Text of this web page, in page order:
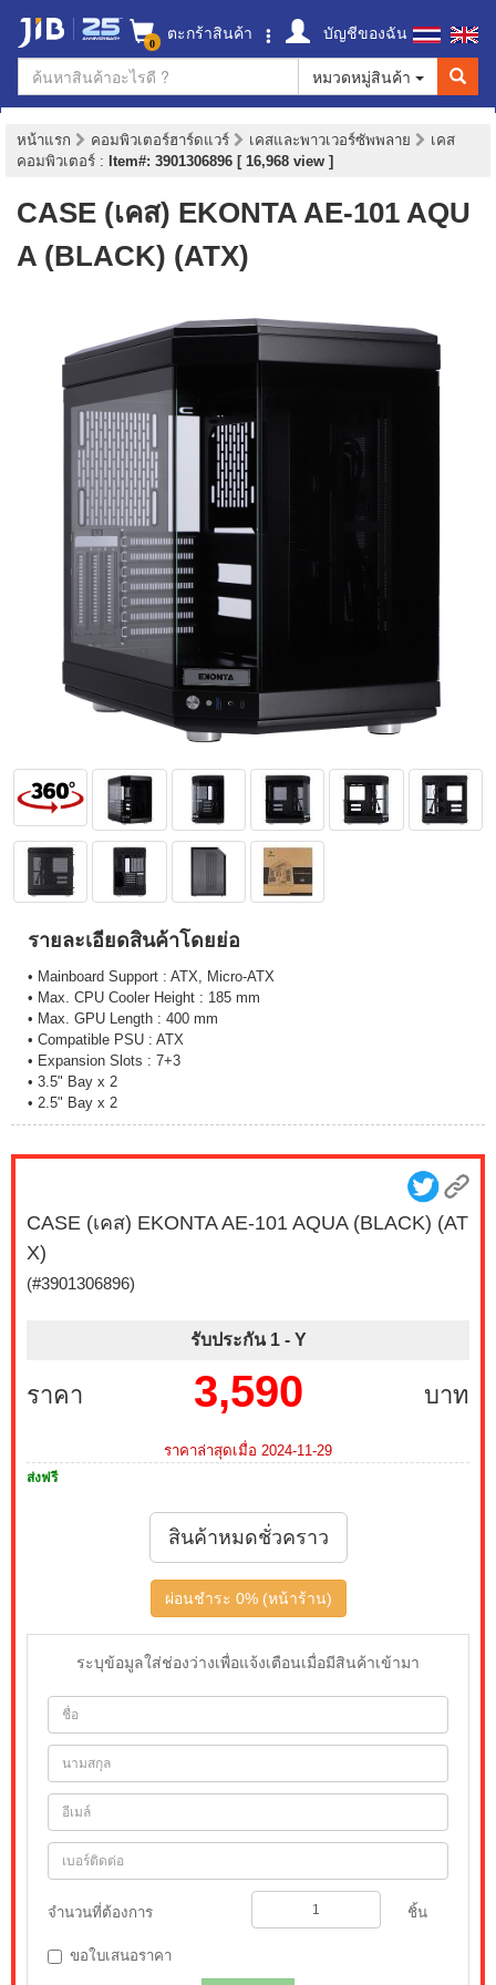
0 ตะกร้าสินค้า
บัญชีของฉัน
หมวดหมู่สินค้า
หน้าแรก คอมพิวเตอร์ฮาร์ดแวร์ เคสและพาวเวอร์ซัพพลาย
เคส
คอมพิวเตอร์ : Item#: 3901306896 [ 16,968 view ]
CASE (เคส) EKONTA AE-101 AQU
A (BLACK) (ATX)
รายละเอียดสินค้าโดยย่อ
• Mainboard Support : ATX, Micro-ATX
• Max. CPU Cooler Height : 185 mm
• Max. GPU Length : 400 mm
• Compatible PSU : ATX
• Expansion Slots : 7+3
• 3.5" Bay x 2
• 2.5" Bay x 2
CASE (เคส) EKONTA AE-101 AQUA (BLACK) (AT
X)
(#3901306896)
รับประกัน 1 - Y
ราคา บาท
3,590
ราคาล่าสุดเมื่อ 2024-11-29
ส่งฟรี
สินค้าหมดชั่วคราว
ผ่อนชำระ 0% (หน้าร้าน)
ระบุข้อมูลใส่ช่องว่างเพื่อแจ้งเตือนเมื่อมีสินค้าเข้ามา
จำนวนที่ต้องการ ชิ้น
ขอใบเสนอราคา